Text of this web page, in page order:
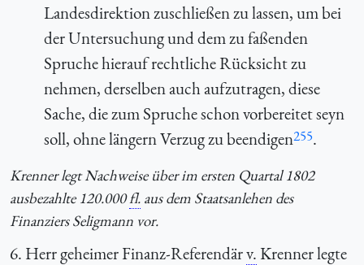
Landesdirektion zuschließen zu lassen, um bei
der Untersuchung und dem zu faßenden
Spruche hierauf rechtliche Rücksicht zu
nehmen, derselben auch aufzutragen, diese
Sache, die zum Spruche schon vorbereitet seyn
soll, ohne längern Verzug zu beendigen255.
Krenner legt Nachweise über im ersten Quartal 1802
ausbezahlte 120.000fl. aus dem Staatsanlehen des
Finanziers Seligmann vor.
6. Herr geheimer Finanz-Referendärv.Krenner legte